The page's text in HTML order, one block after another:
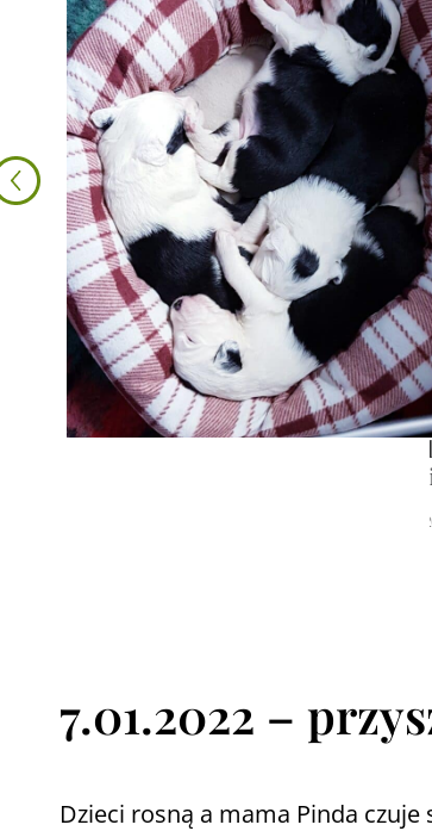
8.01.2026 – z wielkim
żalem pożegnaliśmy
7.01.2022 –
Dzieci rosną a mama Pinda czuje